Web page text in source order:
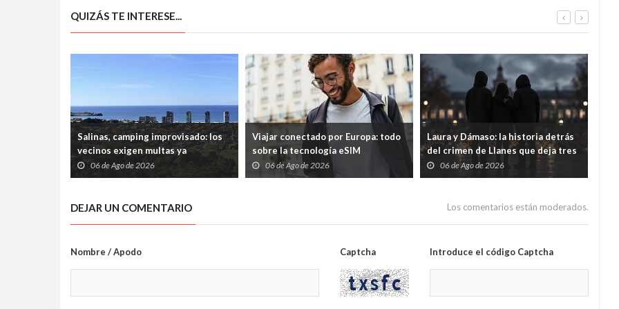
QUIZÁS TE INTERESE...
Salinas, camping improvisado: los
vecinos exigen multas ya
06 de Ago de 2026
Viajar conectado por Europa: todo
sobre la tecnología eSIM
06 de Ago de 2026
Laura y Dámaso: la historia detrás
del crimen de Llanes que deja tres
hijos huérfanos
06 de Ago de 2026
DEJAR UN COMENTARIO Los comentarios están moderados.
Nombre / Apodo Captcha Introduce el código Captcha